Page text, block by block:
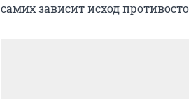
самих зависит исход